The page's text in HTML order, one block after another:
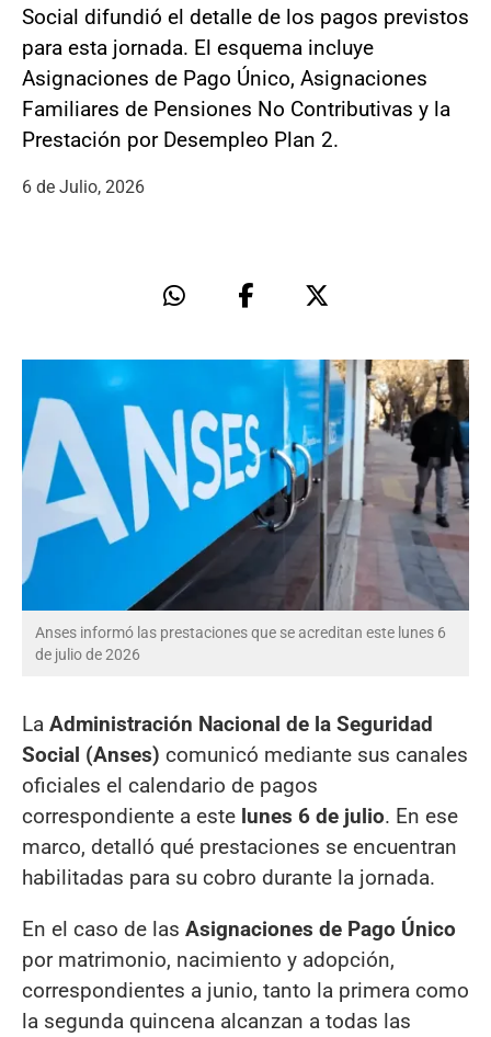
Social difundió el detalle de los pagos previstos
para esta jornada. El esquema incluye
Asignaciones de Pago Único, Asignaciones
Familiares de Pensiones No Contributivas y la
Prestación por Desempleo Plan 2.
6 de Julio, 2026
Anses informó las prestaciones que se acreditan este lunes 6
de julio de 2026
La Administración Nacional de la Seguridad
Social (Anses) comunicó mediante sus canales
oficiales el calendario de pagos
correspondiente a este lunes 6 de julio. En ese
marco, detalló qué prestaciones se encuentran
habilitadas para su cobro durante la jornada.
En el caso de las Asignaciones de Pago Único
por matrimonio, nacimiento y adopción,
correspondientes a junio, tanto la primera como
la segunda quincena alcanzan a todas las